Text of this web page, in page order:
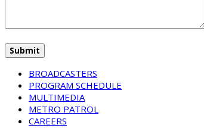
BROADCASTERS
PROGRAM SCHEDULE
MULTIMEDIA
METRO PATROL
CAREERS